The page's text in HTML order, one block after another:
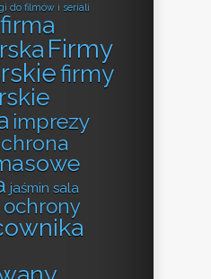
do filmów i seriali
firma
Firmy
firmy
imprezy
jaśmin sala
ochrony